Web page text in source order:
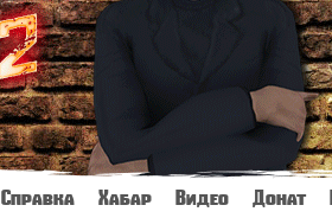
Справка Хабар Видео Донат